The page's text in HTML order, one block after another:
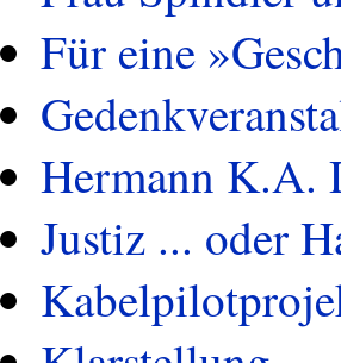
Für eine
Hermann K.A.
Justiz ... oder